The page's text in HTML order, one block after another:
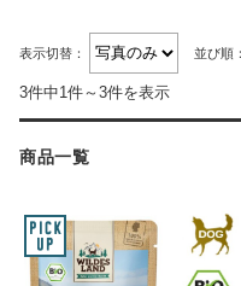
表示切替： 並び順
3件中1件～3件を表示
商品一覧